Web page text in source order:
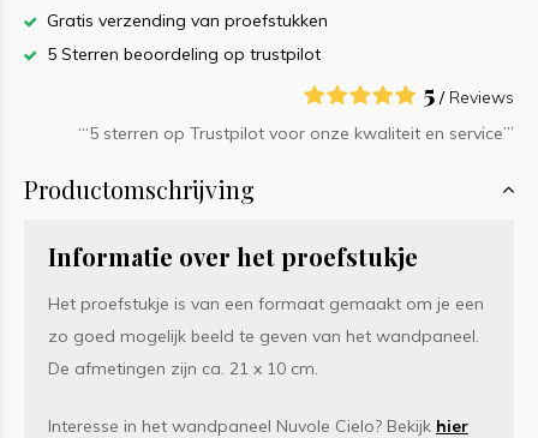
Gratis verzending van proefstukken
5 Sterren beoordeling op trustpilot
5 / Reviews
‘“5 sterren op Trustpilot voor onze kwaliteit en service”’
Productomschrijving
Informatie over het proefstukje
Het proefstukje is van een formaat gemaakt om je een
zo goed mogelijk beeld te geven van het wandpaneel.
De afmetingen zijn ca. 21 x 10 cm.
Interesse in het wandpaneel Nuvole Cielo? Bekijk hier